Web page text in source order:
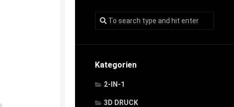
Kategorien
2-IN-1
3D DRUCK